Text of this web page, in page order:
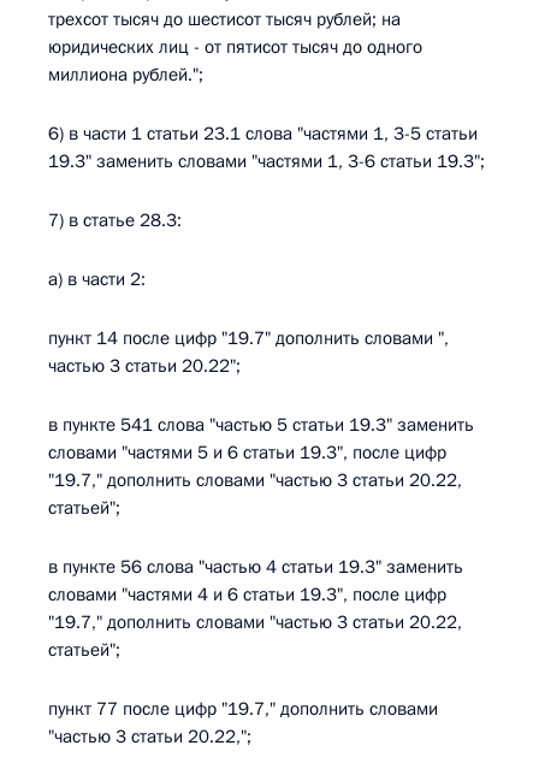
трехсот тысяч до шестисот тысяч рублей; на
юридических лиц - от пятисот тысяч до одного
миллиона рублей.";
6) в части 1 статьи 23.1 слова "частями 1, 3-5 статьи
19.3" заменить словами "частями 1, 3-6 статьи 19.3";
7) в статье 28.3:
а) в части 2:
пункт 14 после цифр "19.7" дополнить словами ",
частью 3 статьи 20.22";
в пункте 541 слова "частью 5 статьи 19.3" заменить
словами "частями 5 и 6 статьи 19.3", после цифр
"19.7," дополнить словами "частью 3 статьи 20.22,
статьей";
в пункте 56 слова "частью 4 статьи 19.3" заменить
словами "частями 4 и 6 статьи 19.3", после цифр
"19.7," дополнить словами "частью 3 статьи 20.22,
статьей";
пункт 77 после цифр "19.7," дополнить словами
"частью 3 статьи 20.22,";